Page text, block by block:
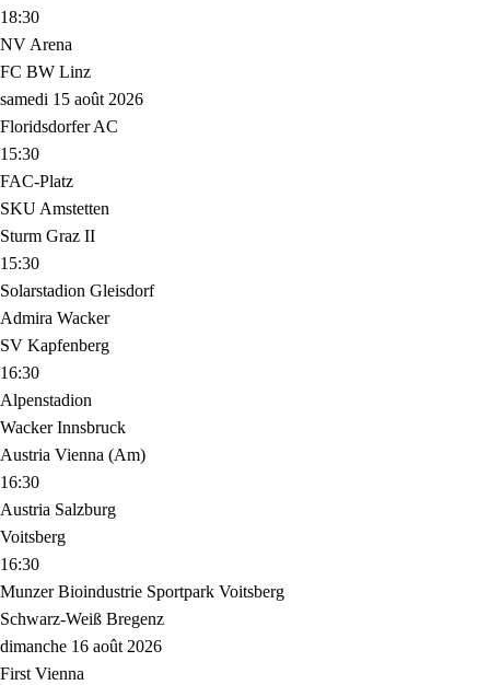
18:30
NV Arena
FC BW Linz
samedi 15 août 2026
Floridsdorfer AC
15:30
FAC-Platz
SKU Amstetten
Sturm Graz II
15:30
Solarstadion Gleisdorf
Admira Wacker
SV Kapfenberg
16:30
Alpenstadion
Wacker Innsbruck
Austria Vienna (Am)
16:30
Austria Salzburg
Voitsberg
16:30
Munzer Bioindustrie Sportpark Voitsberg
Schwarz-Weiß Bregenz
dimanche 16 août 2026
First Vienna